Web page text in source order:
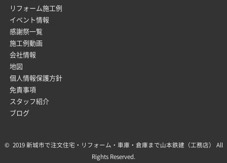
リフォーム施工例
イベント情報
感謝祭一覧
施工例動画
会社情報
地図
個人情報保護方針
免責事項
スタッフ紹介
ブログ
© 2019 新城市で注文住宅・リフォーム・車庫・倉庫まで山本鉄建（工務店） All
Rights Reserved.